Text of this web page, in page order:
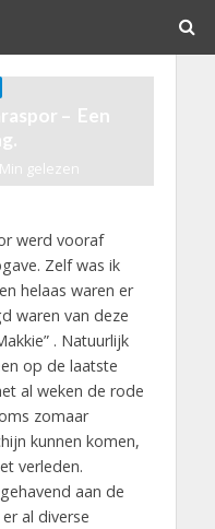
– Een
gelezen
werd vooraf
Zelf was ik
helaas waren er
waren van deze
. Natuurlijk
op de laatste
al weken de rode
zomaar
kunnen komen,
verleden.
aan de
al diverse